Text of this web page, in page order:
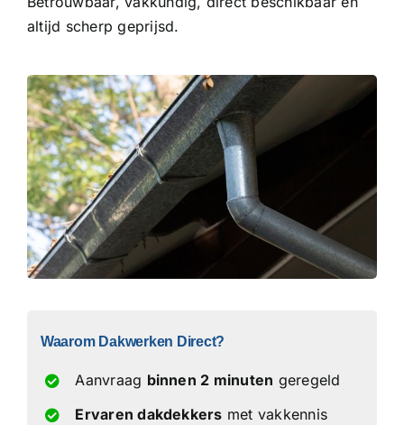
altijd scherp geprijsd.
Waarom Dakwerken Direct?
Aanvraag binnen 2 minuten geregeld
Ervaren dakdekkers met vakkennis